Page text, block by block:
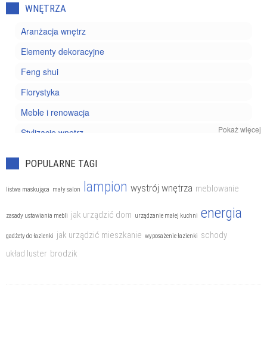
WNĘTRZA
Aranżacja wnętrz
Elementy dekoracyjne
Feng shui
Florystyka
Meble i renowacja
Stylizacje wnętrz
Pokaż więcej
POPULARNE TAGI
listwa maskująca mały salon lampion wystrój wnętrza meblowanie
zasady ustawiania mebli jak urządzić dom urządzanie małej kuchni energia
gadżety do łazienki jak urządzić mieszkanie wyposażenie łazienki schody
układ luster brodzik